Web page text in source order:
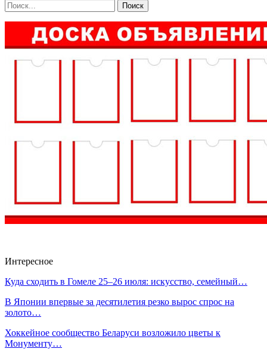
Интересное
Куда сходить в Гомеле 25–26 июля: искусство, семейный…
В Японии впервые за десятилетия резко вырос спрос на
золото…
Хоккейное сообщество Беларуси возложило цветы к
Монументу…